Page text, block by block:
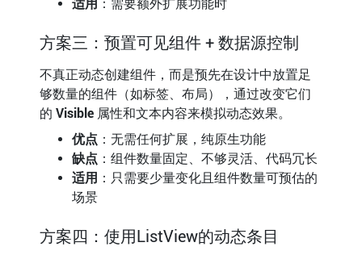
适用 ：需要额外扩展功能时
方案三：预置可见组件 + 数据源控制
不真正动态创建组件，而是预先在设计中放置足
够数量的组件（如标签、布局），通过改变它们
的 Visible属性和文本内容来模拟动态效果。
优点 ：无需任何扩展，纯原生功能
缺点 ：组件数量固定、不够灵活、代码冗长
适用 ：只需要少量变化且组件数量可预估的
场景
方案四：使用ListView的动态条目